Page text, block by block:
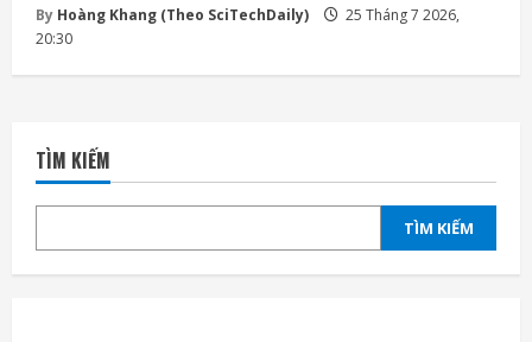
By Hoàng Khang (Theo SciTechDaily)
25 Tháng 7 2026,
20:30
TÌM KIẾM
TÌM KIẾM